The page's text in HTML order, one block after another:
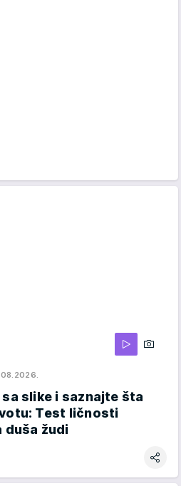
slike i saznajte šta
Test ličnosti
duša žudi